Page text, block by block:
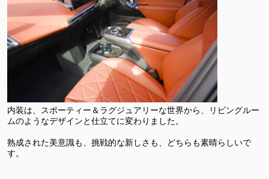
内装は、スポーティー＆ラグジュアリーな世界から、リビングルー
ムのようなデザインと仕立てに変わりました。
熟成された美意識も、挑戦的な新しさも、どちらも素晴らしいで
す。